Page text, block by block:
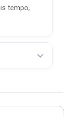
tempo,